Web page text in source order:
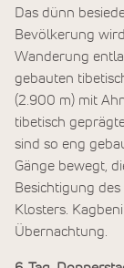
Das dünn
Bevölkerung
Wanderung
gebauten
(2.900 m) mit
tibetisch
sind so eng
Gänge bewegt,
Besichtigung
Klosters.
Übernachtung.